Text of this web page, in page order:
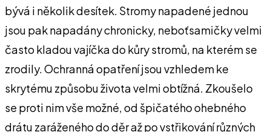
bývá i několik desítek. Stromy napadené jednou
jsou pak napadány chronicky, neboťsamičky velmi
často kladou vajíčka do kůry stromů, na kterém se
zrodily. Ochranná opatření jsou vzhledem ke
skrytému způsobu života velmi obtížná. Zkoušelo
se proti nim vše možné, od špičatého ohebného
drátu zaráženého do děr až po vstřikování různých